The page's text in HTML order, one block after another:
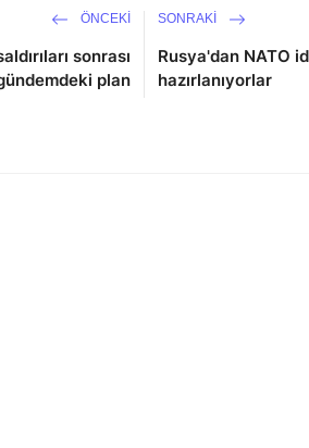
ÖNCEKI
sonrası
plan
SONRAKI
Rusya'dan NATO
hazırlanıyorlar